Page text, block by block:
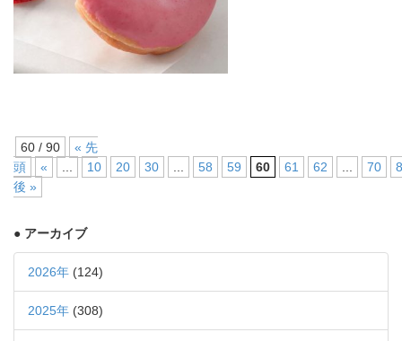
60 / 90
« 先
頭
« 10 20 30 58 59 60 61 62 70
後 »
● アーカイブ
2026年 (124)
2025年 (308)